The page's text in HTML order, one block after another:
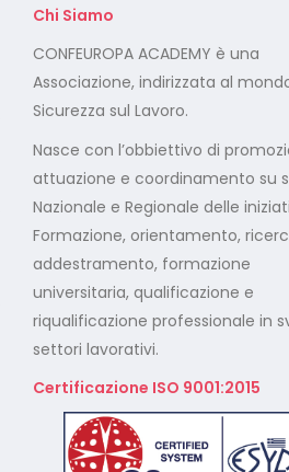
Foto dei minori sui
serve il consenso di
entrambi i genitori
Calendario Corsi
Videoconferenza
Giugno 2026
Minimarket di Rozzano
setaccio
Cade dalla sedia in
working, riconosciuto
Calendario Corsi
Videoconferenza
Aprile 2026
Chi Siamo
CONFEUROPA ACADEMY è una
Associazione, indirizzata al
Sicurezza sul Lavoro.
Nasce con l’obbiettivo di
attuazione e coordinamento su
Nazionale e Regionale delle
Formazione, orientamento,
addestramento, formazione
universitaria, qualificazione e
riqualificazione professionale in
settori lavorativi.
Certificazione ISO 9001:2015